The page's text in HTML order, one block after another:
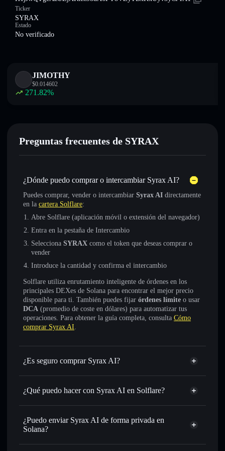
Ticker
SYRAX
Estado
No verificado
JIMOTHY
$0.014602
271.82%
Preguntas frecuentes de SYRAX
¿Dónde puedo comprar o intercambiar Syrax AI?
Puedes comprar, vender o intercambiar Syrax AI directamente
en la cartera Solflare:
Abre Solflare (aplicación móvil o extensión del navegador)
Entra en la pestaña de Intercambio
Selecciona SYRAX como el token que deseas comprar o
vender
Introduce la cantidad y confirma el intercambio
Solflare utiliza enrutamiento inteligente de órdenes en los
principales DEXes de Solana para encontrar el mejor precio
disponible para ti. También puedes fijar órdenes límite o usar
DCA (promedio de coste en dólares) para automatizar tus
operaciones. Para obtener la guía completa, consulta Cómo
comprar Syrax AI.
¿Es seguro comprar Syrax AI?
Syrax AI no está verificado
¿Qué puedo hacer con Syrax AI en Solflare?
Syrax AI
cartera de Solflare
Intercambiar al instante: operar con SYRAX para SOL,
USDC o miles de otros tokens de Solana con enrutamiento
¿Puedo enviar Syrax AI de forma privada en
Solana?
agregador de privacidad